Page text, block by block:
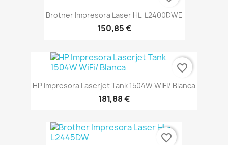
Brother Impresora Laser HL-L2400DWE
150,85 €
HP Impresora Laserjet Tank 1504W WiFi/ Blanca
181,88 €
favorite_border
favorite_border